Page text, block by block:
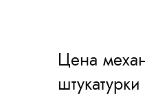
Цена